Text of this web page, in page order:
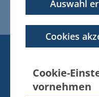
Auswahl
Cookies
Cookie-
vornehmen
Aufhebung
KONTAKT
Amt Züssow